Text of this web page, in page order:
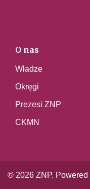
O nas
Władze
Okręgi
Prezesi ZNP
CKMN
© 2026 ZNP. Powered